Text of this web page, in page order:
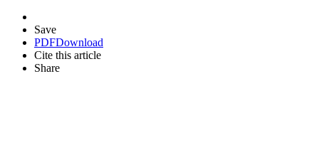
Save
PDFDownload
Cite this article
Share